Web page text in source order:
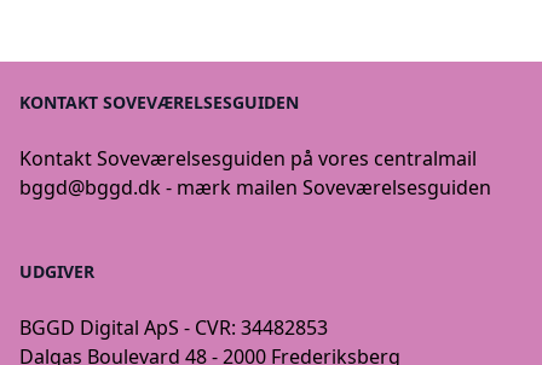
KONTAKT SOVEVÆRELSESGUIDEN
Kontakt Soveværelsesguiden på vores centralmail
bggd@bggd.dk- mærk mailen Soveværelsesguiden
UDGIVER
BGGD Digital ApS - CVR: 34482853
Dalgas Boulevard 48 - 2000 Frederiksberg